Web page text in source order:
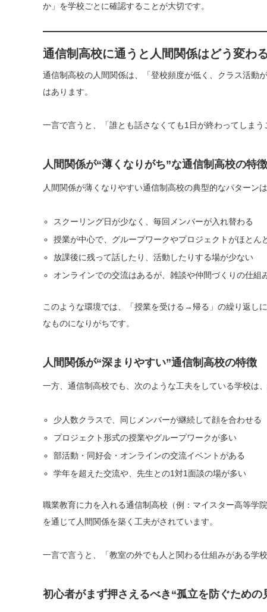
か」を学校ごとに確認することが大切です。
通信制高校に通うと人間関係はどう変わ
通信制高校の人間関係は、「登校頻度が低く、クラス活動
はあります。
一言で言うと、「誰とも話さなくても1日が終わってしま
人間関係が“薄くなりがち”な通信制高校の特徴
人間関係が薄くなりやすい通信制高校の典型的なパターン
スクーリング日が少なく、毎回メンバーが入れ替わる
授業が中心で、グループワークやプロジェクトがほとん
放課後に残って話したり、活動したりする場が少ない
オンラインでの交流はあるが、雑談や仲間づくりの仕組
このような環境では、「授業を受ける→帰る」の繰り返し
なものになりがちです。
人間関係が“深まりやすい”通信制高校の特徴
一方、通信制高校でも、次のような工夫をしている学校は
少人数クラスで、同じメンバーが継続して顔を合わせる
プロジェクト形式の授業やグループワークが多い
部活動・同好会・オンラインの交流イベントがある
学年を超えた交流や、先生との1対1面談の場が多い
職業教育に力を入れる通信制高校（例：マイスター高等学
を通じて人間関係を築く工夫がされています。
一言で言うと、「教室の外でも人と関わる仕組みがある学
初心者がまず押さえるべき“孤立を防ぐための